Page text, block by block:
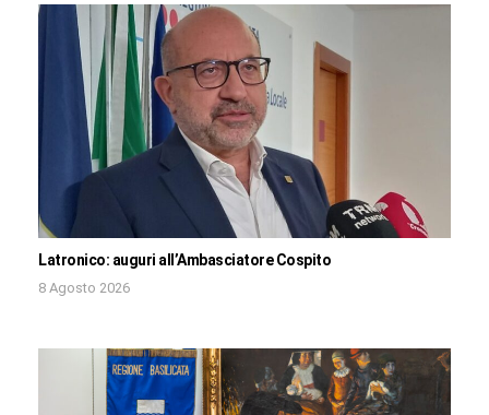
Latronico: auguri all’Ambasciatore Cospito
8 Agosto 2026